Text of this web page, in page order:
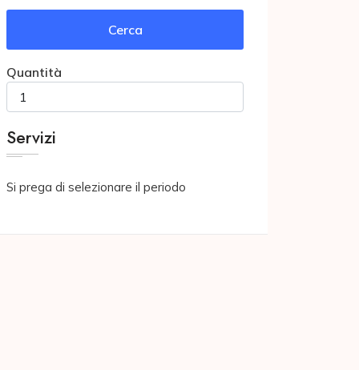
Cerca
Quantità
Servizi
Si prega di selezionare il periodo